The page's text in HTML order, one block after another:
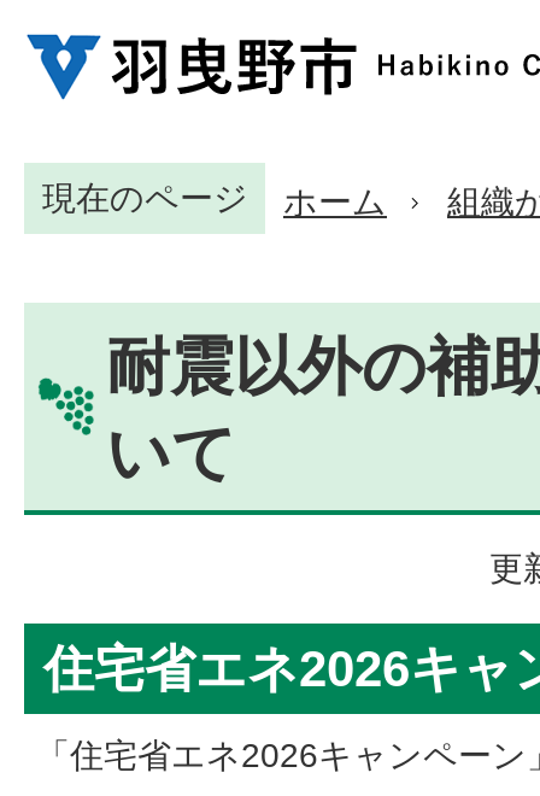
現在のページ ホーム 組織
耐震以外の補
いて
更
住宅省エネ2026キャ
「住宅省エネ2026キャンペー